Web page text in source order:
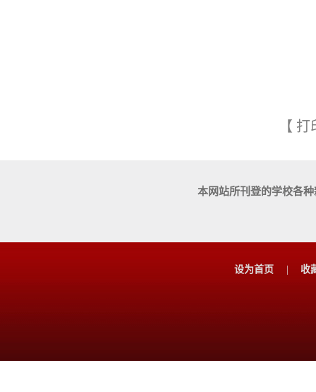
【 打
本网站所刊登的学校各
设为首页 | 收